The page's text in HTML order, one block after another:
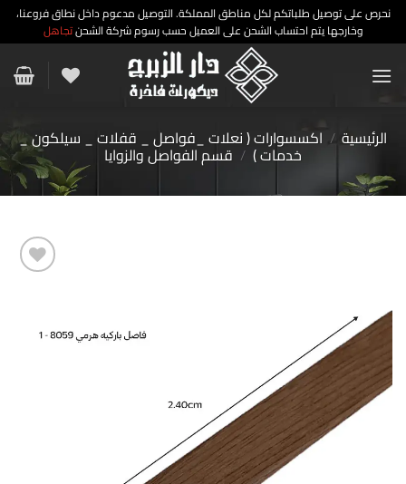
نحرص على توصيل طلباتكم لكل مناطق المملكة. التوصيل مدعوم داخل نطاق فروعنا،
وخارجها يتم احتساب الشحن على العميل حسب رسوم شركة الشحنتجاهل
للمحتوى
الرئيسية / اكسسوارات ( نعلات _فواصل _ قفلات _ سيلكون _
خدمات ) / قسم الفواصل والزوايا